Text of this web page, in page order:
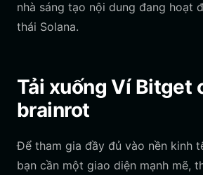
nhà sáng tạo nội dung đang hoạt
thái Solana.
Tải xuống Ví Bitget
brainrot
Để tham gia đầy đủ vào nền kinh
bạn cần một giao diện mạnh mẽ,